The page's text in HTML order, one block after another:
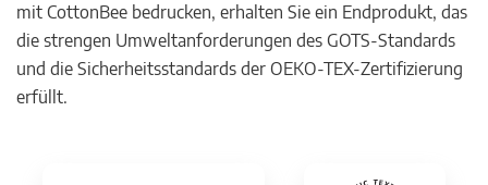
mit CottonBee bedrucken, erhalten Sie ein Endprodukt, das
die strengen Umweltanforderungen des GOTS-Standards
und die Sicherheitsstandards der OEKO-TEX-Zertifizierung
erfüllt.